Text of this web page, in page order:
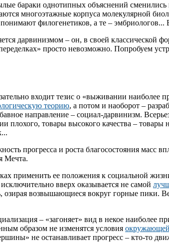
бараки однотипных объяснений
многоэтажные корпуса молекулярной
филогенетиков, а те –
дарвинизмом – он, в своей
просто невозможно. Попробуем
входит тезис о «выживании наиболее
теорию, а потом и наоборот –
направление – социал-дарвинизм.
товары высокого качества –
прогресса и роста благосостояния масс
Мечта.
применить ее положения к социальной
вверх оказывается не самой
возвышающиеся вокруг горные пики.
– «загоняет» вид в некое наиболее
образом не изменятся условия
не останавливает прогресс – кто-то